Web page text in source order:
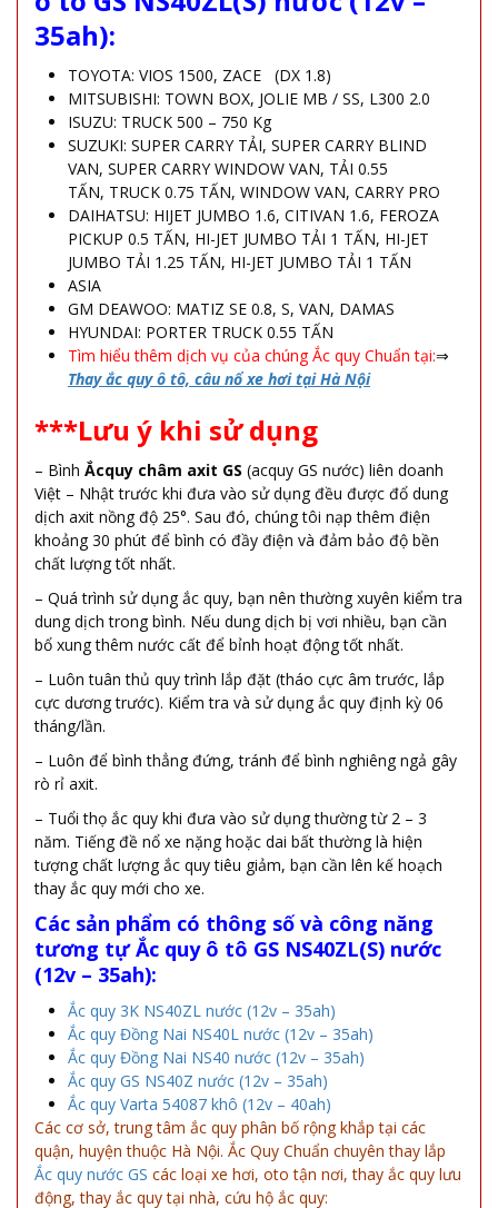
35ah):
TOYOTA: VIOS 1500, ZACE (DX 1.8)
MITSUBISHI: TOWN BOX, JOLIE MB / SS, L300 2.0
ISUZU: TRUCK 500 – 750 Kg
SUZUKI: SUPER CARRY TẢI, SUPER CARRY BLIND
VAN, SUPER CARRY WINDOW VAN, TẢI 0.55
TẤN, TRUCK 0.75 TẤN, WINDOW VAN, CARRY PRO
DAIHATSU: HIJET JUMBO 1.6, CITIVAN 1.6, FEROZA
PICKUP 0.5 TẤN, HI-JET JUMBO TẢI 1 TẤN, HI-JET
JUMBO TẢI 1.25 TẤN, HI-JET JUMBO TẢI 1 TẤN
ASIA
GM DEAWOO: MATIZ SE 0.8, S, VAN, DAMAS
HYUNDAI: PORTER TRUCK 0.55 TẤN
Tìm hiểu thêm dịch vụ của chúng Ắc quy Chuẩn tại:⇒
Thay ắc quy ô tô, câu nổ xe hơi tại Hà Nội
***Lưu ý khi sử dụng
– Bình Ắcquy châm axit GS (acquy GS nước) liên doanh
Việt – Nhật trước khi đưa vào sử dụng đều được đổ dung
dịch axit nồng độ 25°. Sau đó, chúng tôi nạp thêm điện
khoảng 30 phút để bình có đầy điện và đảm bảo độ bền
chất lượng tốt nhất.
– Quá trình sử dụng ắc quy, bạn nên thường xuyên kiểm tra
dung dịch trong bình. Nếu dung dịch bị vơi nhiều, bạn cần
bổ xung thêm nước cất để bỉnh hoạt động tốt nhất.
– Luôn tuân thủ quy trình lắp đặt (tháo cực âm trước, lắp
cực dương trước). Kiểm tra và sử dụng ắc quy định kỳ 06
tháng/lần.
– Luôn để bình thẳng đứng, tránh để bình nghiêng ngả gây
rò rỉ axit.
– Tuổi thọ ắc quy khi đưa vào sử dụng thường từ 2 – 3
năm. Tiếng đề nổ xe nặng hoặc dai bất thường là hiện
tượng chất lượng ắc quy tiêu giảm, bạn cần lên kế hoạch
thay ắc quy mới cho xe.
Các sản phẩm có thông số và công năng
tương tựẮc quy ô tô GS NS40ZL(S) nước
(12v – 35ah):
Ắc quy 3K NS40ZL nước (12v – 35ah)
Ắc quy Đồng Nai NS40L nước (12v – 35ah)
Ắc quy Đồng Nai NS40 nước (12v – 35ah)
Ắc quy GS NS40Z nước (12v – 35ah)
Ắc quy Varta 54087 khô (12v – 40ah)
Các cơ sở, trung tâm ắc quy phân bố rộng khắp tại các
quận, huyện thuộc Hà Nội. Ắc Quy Chuẩn chuyên thay lắp
Ắc quy nước GS các loại xe hơi, oto tận nơi, thay ắc quy lưu
động, thay ắc quy tại nhà, cứu hộ ắc quy: